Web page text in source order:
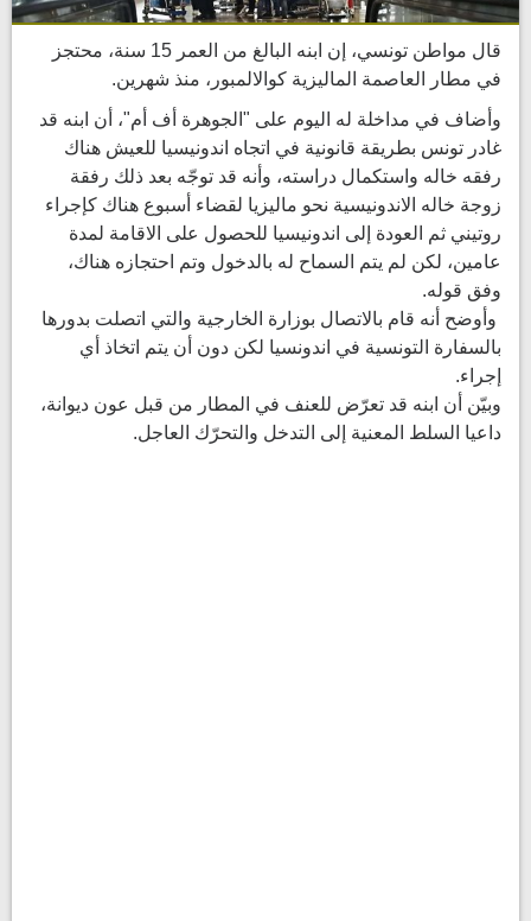
قال مواطن تونسي، إن ابنه البالغ من العمر 15 سنة، محتجز
في مطار العاصمة الماليزية كوالالمبور، منذ شهرين.
وأضاف في مداخلة له اليوم على "الجوهرة أف أم"، أن ابنه قد
غادر تونس بطريقة قانونية في اتجاه اندونيسيا للعيش هناك
رفقه خاله واستكمال دراسته، وأنه قد توجّه بعد ذلك رفقة
زوجة خاله الاندونيسية نحو ماليزيا لقضاء أسبوع هناك كإجراء
روتيني ثم العودة إلى اندونيسيا للحصول على الاقامة لمدة
عامين، لكن لم يتم السماح له بالدخول وتم احتجازه هناك،
وفق قوله.
وأوضح أنه قام بالاتصال بوزارة الخارجية والتي اتصلت بدورها
بالسفارة التونسية في اندونسيا لكن دون أن يتم اتخاذ أي
إجراء.
وبيّن أن ابنه قد تعرّض للعنف في المطار من قبل عون ديوانة،
داعيا السلط المعنية إلى التدخل والتحرّك العاجل.